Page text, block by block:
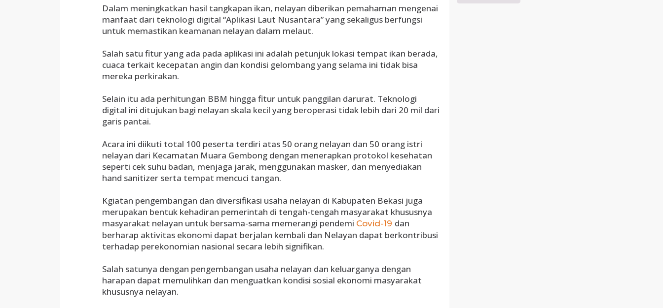
Dalam meningkatkan hasil tangkapan ikan, nelayan diberikan pemahaman mengenai
manfaat dari teknologi digital “Aplikasi Laut Nusantara” yang sekaligus berfungsi
untuk memastikan keamanan nelayan dalam melaut.
Salah satu fitur yang ada pada aplikasi ini adalah petunjuk lokasi tempat ikan berada,
cuaca terkait kecepatan angin dan kondisi gelombang yang selama ini tidak bisa
mereka perkirakan.
Selain itu ada perhitungan BBM hingga fitur untuk panggilan darurat. Teknologi
digital ini ditujukan bagi nelayan skala kecil yang beroperasi tidak lebih dari 20 mil dari
garis pantai.
Acara ini diikuti total 100 peserta terdiri atas 50 orang nelayan dan 50 orang istri
nelayan dari Kecamatan Muara Gembong dengan menerapkan protokol kesehatan
seperti cek suhu badan, menjaga jarak, menggunakan masker, dan menyediakan
hand sanitizer serta tempat mencuci tangan.
Kgiatan pengembangan dan diversifikasi usaha nelayan di Kabupaten Bekasi juga
merupakan bentuk kehadiran pemerintah di tengah-tengah masyarakat khususnya
masyarakat nelayan untuk bersama-sama memerangi pendemi Covid-19 dan
berharap aktivitas ekonomi dapat berjalan kembali dan Nelayan dapat berkontribusi
terhadap perekonomian nasional secara lebih signifikan.
Salah satunya dengan pengembangan usaha nelayan dan keluarganya dengan
harapan dapat memulihkan dan menguatkan kondisi sosial ekonomi masyarakat
khususnya nelayan.